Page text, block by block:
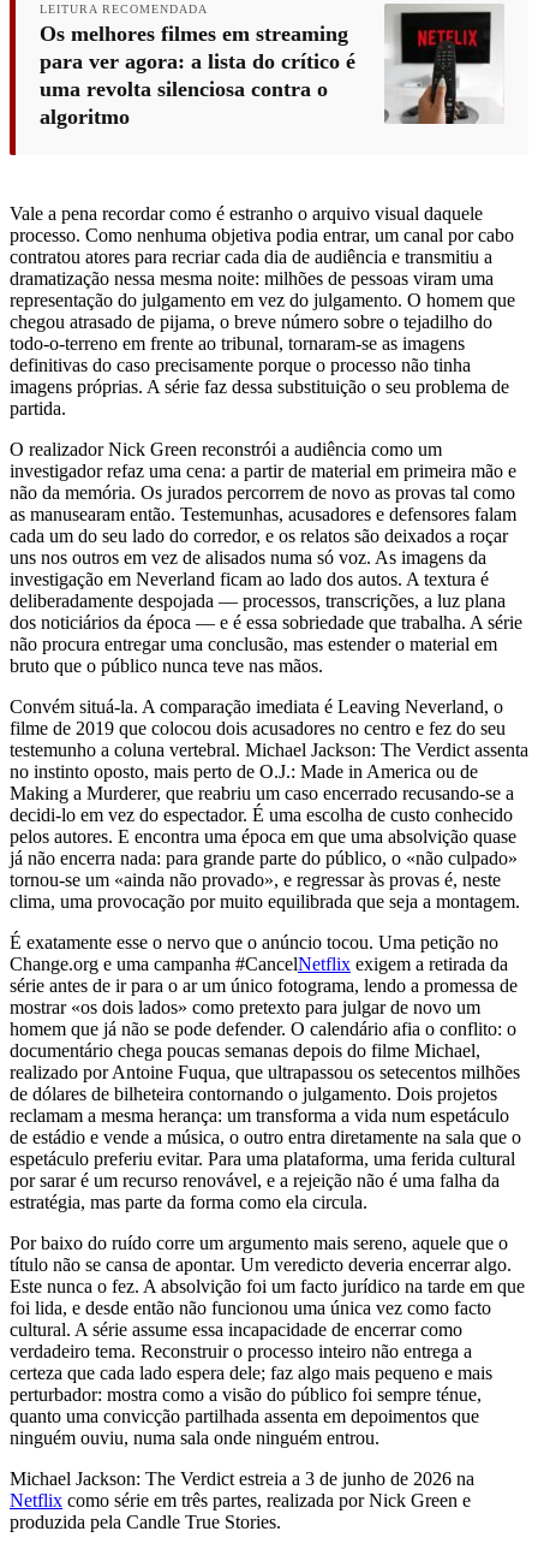
LEITURA RECOMENDADA
Os melhores filmes em streaming
para ver agora: a lista do crítico é
uma revolta silenciosa contra o
algoritmo
Vale a pena recordar como é estranho o arquivo visual daquele
processo. Como nenhuma objetiva podia entrar, um canal por cabo
contratou atores para recriar cada dia de audiência e transmitiu a
dramatização nessa mesma noite: milhões de pessoas viram uma
representação do julgamento em vez do julgamento. O homem que
chegou atrasado de pijama, o breve número sobre o tejadilho do
todo-o-terreno em frente ao tribunal, tornaram-se as imagens
definitivas do caso precisamente porque o processo não tinha
imagens próprias. A série faz dessa substituição o seu problema de
partida.
O realizador Nick Green reconstrói a audiência como um
investigador refaz uma cena: a partir de material em primeira mão e
não da memória. Os jurados percorrem de novo as provas tal como
as manusearam então. Testemunhas, acusadores e defensores falam
cada um do seu lado do corredor, e os relatos são deixados a roçar
uns nos outros em vez de alisados numa só voz. As imagens da
investigação em Neverland ficam ao lado dos autos. A textura é
deliberadamente despojada — processos, transcrições, a luz plana
dos noticiários da época — e é essa sobriedade que trabalha. A série
não procura entregar uma conclusão, mas estender o material em
bruto que o público nunca teve nas mãos.
Convém situá-la. A comparação imediata é Leaving Neverland, o
filme de 2019 que colocou dois acusadores no centro e fez do seu
testemunho a coluna vertebral. Michael Jackson: The Verdict assenta
no instinto oposto, mais perto de O.J.: Made in America ou de
Making a Murderer, que reabriu um caso encerrado recusando-se a
decidi-lo em vez do espectador. É uma escolha de custo conhecido
pelos autores. E encontra uma época em que uma absolvição quase
já não encerra nada: para grande parte do público, o «não culpado»
tornou-se um «ainda não provado», e regressar às provas é, neste
clima, uma provocação por muito equilibrada que seja a montagem.
É exatamente esse o nervo que o anúncio tocou. Uma petição no
Change.org e uma campanha #CancelNetflix exigem a retirada da
série antes de ir para o ar um único fotograma, lendo a promessa de
mostrar «os dois lados» como pretexto para julgar de novo um
homem que já não se pode defender. O calendário afia o conflito: o
documentário chega poucas semanas depois do filme Michael,
realizado por Antoine Fuqua, que ultrapassou os setecentos milhões
de dólares de bilheteira contornando o julgamento. Dois projetos
reclamam a mesma herança: um transforma a vida num espetáculo
de estádio e vende a música, o outro entra diretamente na sala que o
espetáculo preferiu evitar. Para uma plataforma, uma ferida cultural
por sarar é um recurso renovável, e a rejeição não é uma falha da
estratégia, mas parte da forma como ela circula.
Por baixo do ruído corre um argumento mais sereno, aquele que o
título não se cansa de apontar. Um veredicto deveria encerrar algo.
Este nunca o fez. A absolvição foi um facto jurídico na tarde em que
foi lida, e desde então não funcionou uma única vez como facto
cultural. A série assume essa incapacidade de encerrar como
verdadeiro tema. Reconstruir o processo inteiro não entrega a
certeza que cada lado espera dele; faz algo mais pequeno e mais
perturbador: mostra como a visão do público foi sempre ténue,
quanto uma convicção partilhada assenta em depoimentos que
ninguém ouviu, numa sala onde ninguém entrou.
Michael Jackson: The Verdict estreia a 3 de junho de 2026 na
Netflix como série em três partes, realizada por Nick Green e
produzida pela Candle True Stories.